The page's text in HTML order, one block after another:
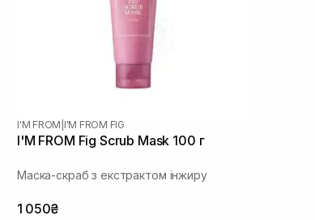
I'M FROM I'M FROM FIG
I'M FROM Fig Scrub Mask 100 г
Маска-скраб з екстрактом інжиру
1 050₴